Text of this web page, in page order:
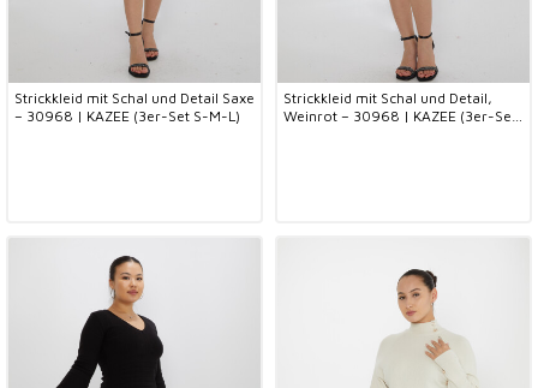
Strickkleid mit Schal und Detail Saxe
– 30968 | KAZEE (3er-Set S-M-L)
Strickkleid mit Schal und Detail,
Weinrot – 30968 | KAZEE (3er-Set